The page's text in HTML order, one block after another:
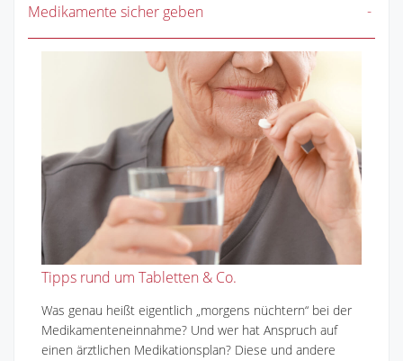
Medikamente sicher geben
Tipps rund um Tabletten & Co.
Was genau heißt eigentlich „morgens nüchtern“ bei der
Medikamenteneinnahme? Und wer hat Anspruch auf
einen ärztlichen Medikationsplan? Diese und andere